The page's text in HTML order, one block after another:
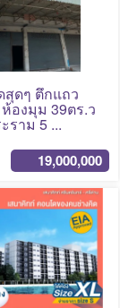
ดๆ ตึกแถว
องมุม 39ตร.ว
ราม 5 ...
19,000,000
Photo